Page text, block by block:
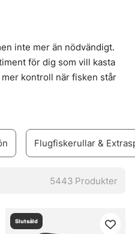
inte mer än nödvändigt.
för dig som vill kasta
kontroll när fisken står
vadare och set
Inte prydnad. Därför
flugfiskare och nybörjare
Sage, RIO, Loop,
och lite stökigt. Sånt
Flugfiskerullar &
5443 Produkter
Slutsåld